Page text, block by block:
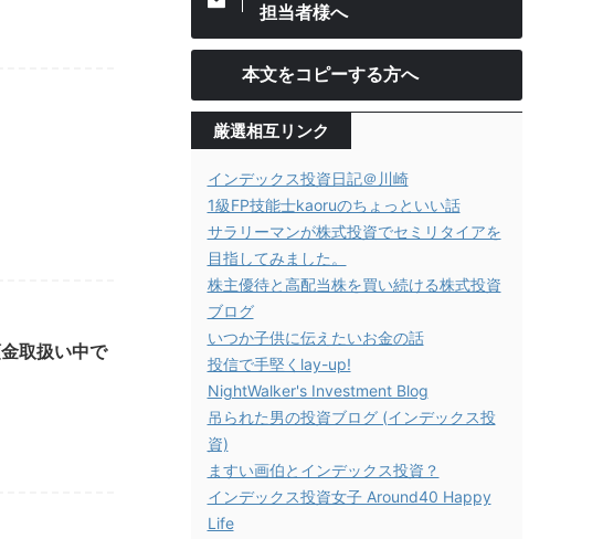
取扱い中で
担当者様へ
本文をコピーする方へ
厳選相互リンク
インデックス投資日記＠川崎
1級FP技能士kaoruのちょっといい話
サラリーマンが株式投資でセミリタイアを
目指してみました。
株主優待と高配当株を買い続ける株式投資
ブログ
いつか子供に伝えたいお金の話
投信で手堅くlay-up!
NightWalker's Investment Blog
吊られた男の投資ブログ (インデックス投
資)
ますい画伯とインデックス投資？
インデックス投資女子 Around40 Happy
Life